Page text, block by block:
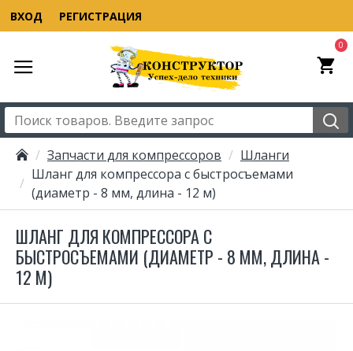
ВХОД РЕГИСТРАЦИЯ
0
Запчасти для компрессоров
Шланги
Шланг для компрессора с быстросъемами
(диаметр - 8 мм, длина - 12 м)
ШЛАНГ ДЛЯ КОМПРЕССОРА С
БЫСТРОСЪЕМАМИ (ДИАМЕТР - 8 ММ, ДЛИНА -
12 М)